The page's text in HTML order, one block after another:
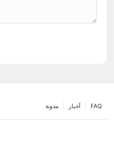
FAQ أخبار مدونة